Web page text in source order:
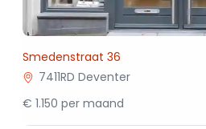
Smedenstraat 36
7411RD Deventer
€ 1.150 per maand